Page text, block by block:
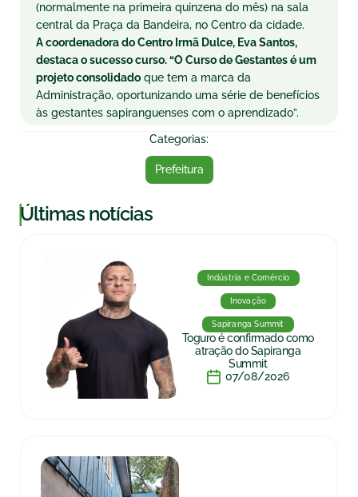
(normalmente na primeira quinzena do mês) na sala
central da Praça da Bandeira, no Centro da cidade.
A coordenadora do Centro Irmã Dulce, Eva Santos,
destaca o sucesso curso. “O Curso deGestantesé um
projeto consolidado que tem a marca da
Administração, oportunizando uma série de benefícios
às gestantes sapiranguenses com o aprendizado”.
Categorias:
Prefeitura
|Últimas notícias
Indústria e Comércio
Inovação
Sapiranga Summit
Toguro é confirmado como
atração do Sapiranga
Summit
07/08/2026